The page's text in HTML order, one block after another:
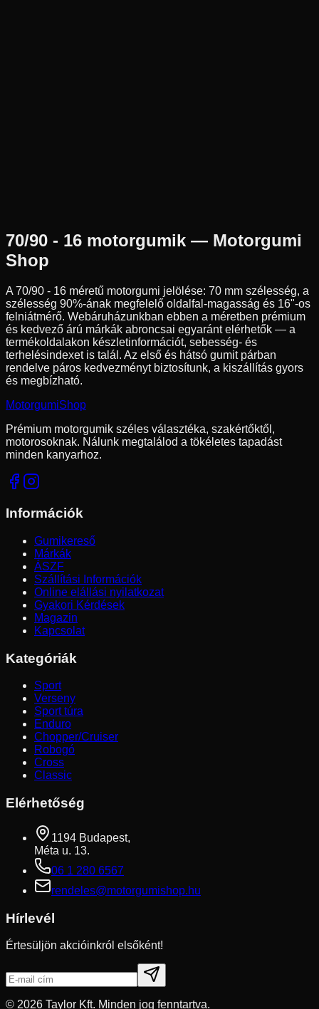
70/90 - 16 motorgumik — Motorgumi
Shop
A 70/90 - 16 méretű motorgumi jelölése: 70 mm szélesség, a
szélesség 90%-ának megfelelő oldalfal-magasság és 16"-os
felniátmérő. Webáruházunkban ebben a méretben prémium
és kedvező árú márkák abroncsai egyaránt elérhetők — a
termékoldalakon készletinformációt, sebesség- és
terhelésindexet is talál. Az első és hátsó gumit párban
rendelve páros kedvezményt biztosítunk, a kiszállítás gyors
és megbízható.
MotorgumiShop
Prémium motorgumik széles választéka, szakértőktől,
motorosoknak. Nálunk megtalálod a tökéletes tapadást
minden kanyarhoz.
Információk
Gumikereső
Márkák
ÁSZF
Szállítási Információk
Online elállási nyilatkozat
Gyakori Kérdések
Magazin
Kapcsolat
Kategóriák
Sport
Verseny
Sport túra
Enduro
Chopper/Cruiser
Robogó
Cross
Classic
Elérhetőség
1194 Budapest,
Méta u. 13.
06 1 280 6567
rendeles@motorgumishop.hu
Hírlevél
Értesüljön akcióinkról elsőként!
© 2026 Taylor Kft. Minden jog fenntartva.